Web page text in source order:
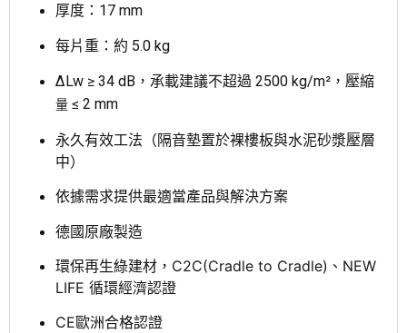
厚度：17 mm
每片重：約 5.0 kg
∆Lw ≥ 34 dB，承載建議不超過 2500 kg/m²， 壓縮
量 ≤ 2 mm
永久有效工法（隔音墊置於裸樓板與水泥砂漿壓層
中）
依據需求提供最適當產品與解決方案
德國原廠製造
環保再生綠建材，C2C(Cradle to Cradle)、NEW
LIFE 循環經濟認證
CE歐洲合格認證